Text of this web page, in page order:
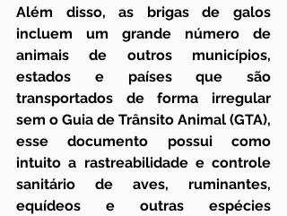
Além disso, as brigas de galos
incluem um grande número de
animais de outros municípios,
estados e países que são
transportados de forma irregular
sem o Guia de Trânsito Animal (GTA),
esse documento possui como
intuito a rastreabilidade e controle
sanitário de aves, ruminantes,
equídeos e outras espécies